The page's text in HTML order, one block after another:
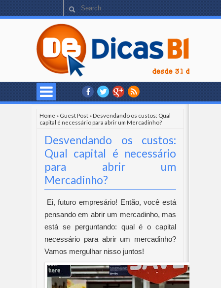
Home » Guest Post »Desvendando os custos: Qual
capital é necessário para abrir um Mercadinho?
Desvendando os custos:
Qual capital é necessário
para abrir um
Mercadinho?
Ei, futuro empresário! Então, você está
pensando em abrir um mercadinho, mas
está se perguntando: qual é o capital
necessário para abrir um mercadinho?
Vamos mergulhar nisso juntos!